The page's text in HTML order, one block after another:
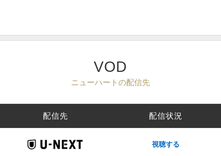
VOD
ニューハートの配信先
配信先 配信状況
視聴する